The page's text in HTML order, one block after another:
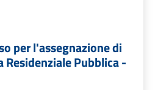
per l'assegnazione di
Pubblica -